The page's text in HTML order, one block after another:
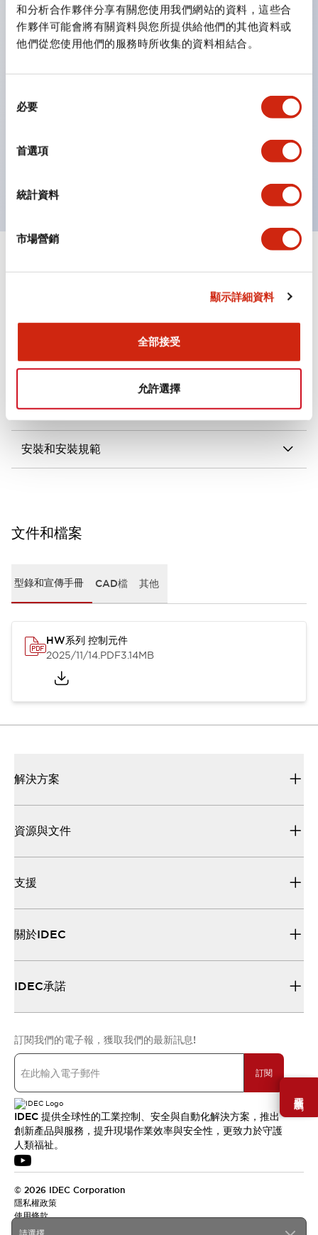
和分析合作夥伴分享有關您使用我們網站的資料，這些合
作夥伴可能會將有關資料與您所提供給他們的其他資料或
他們從您使用他們的服務時所收集的資料相結合。
必要
首選項
統計資料
市場營銷
顯示詳細資料
全部接受
允許選擇
需要幫助嗎？
完整支援全球各地需求的多種電壓規格。
一顆 LED 燈泡即可呈現六種顏色（LSRD 燈泡）。以往
需分色管理的 LED 燈泡，如今可用單一顆燈泡呈現多種
顏色。
可清楚辨識正方平頭形指示燈的亮燈/熄燈狀態，以及點
符合 ISO 3864-4 安全色規範：在危險或緊急狀況下，
+
電氣規範（額定照明部分）
環境規範
機械規格
安裝和安裝規範
文件和檔案
型錄和宣傳手冊 CAD檔 其他
HW系列 控制元件
2025/11/14.PDF3.14MB
解決方案
資源與文件
支援
關於IDEC
IDEC承諾
訂閱我們的電子報，獲取我們的最新訊息!
訂閱
IDEC 提供全球性的工業控制、安全與自動化解決方案，推出
創新產品與服務，提升現場作業效率與安全性，更致力於守護
人類福祉。
© 2026 IDEC Corporation
隱私權政策
使用條款